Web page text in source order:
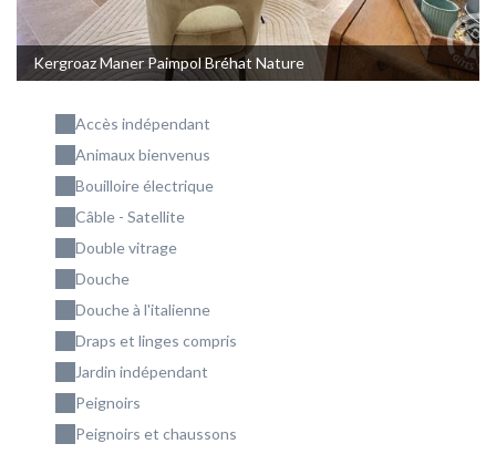
Kergroaz Maner Paimpol Bréhat Nature
Accès indépendant
Animaux bienvenus
Bouilloire électrique
Câble - Satellite
Double vitrage
Douche
Douche à l'italienne
Draps et linges compris
Jardin indépendant
Peignoirs
Peignoirs et chaussons